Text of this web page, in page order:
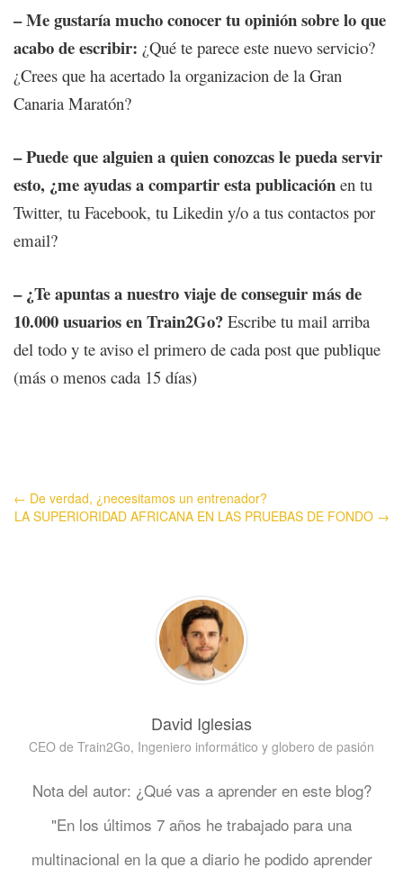
– Me gustaría mucho conocer tu opinión sobre lo que
acabo de escribir: ¿Qué te parece este nuevo servicio?
¿Crees que ha acertado la organizacion de la Gran
Canaria Maratón?
– Puede que alguien a quien conozcas le pueda servir
esto, ¿me ayudas a compartir esta publicación en tu
Twitter, tu Facebook, tu Likedin y/o a tus contactos por
email?
– ¿Te apuntas a nuestro viaje de conseguir más de
10.000 usuarios en Train2Go? Escribe tu mail arriba
del todo y te aviso el primero de cada post que publique
(más o menos cada 15 días)
← De verdad, ¿necesitamos un entrenador?
LA SUPERIORIDAD AFRICANA EN LAS PRUEBAS DE FONDO →
David Iglesias
CEO de Train2Go, Ingeniero informático y globero de pasión
Nota del autor: ¿Qué vas a aprender en este blog?
"En los últimos 7 años he trabajado para una
multinacional en la que a diario he podido aprender